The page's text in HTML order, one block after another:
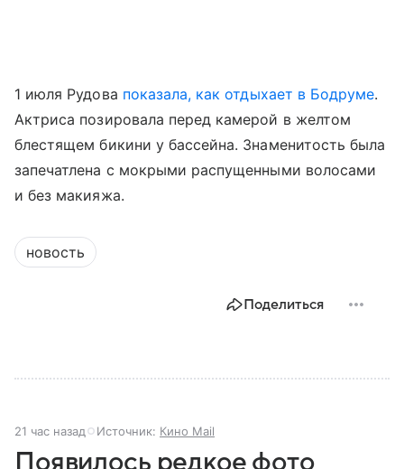
1 июля Рудова показала, как отдыхает в Бодруме.
Актриса позировала перед камерой в желтом
блестящем бикини у бассейна. Знаменитость была
запечатлена с мокрыми распущенными волосами
и без макияжа.
новость
Поделиться
21 час назад Источник: Кино Mail
Появилось редкое фото